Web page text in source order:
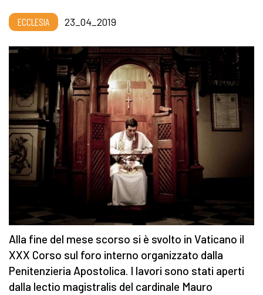
ECCLESIA 23_04_2019
Alla fine del mese scorso si è svolto in Vaticano il
XXX Corso sul foro interno organizzato dalla
Penitenzieria Apostolica. I lavori sono stati aperti
dalla lectio magistralis del cardinale Mauro